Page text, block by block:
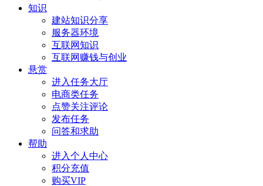
知识
建站知识分享
服务器环境
互联网知识
互联网赚钱与创业
悬赏
进入任务大厅
电商类任务
点赞关注评论
发布任务
问答和求助
帮助
进入个人中心
积分充值
购买VIP